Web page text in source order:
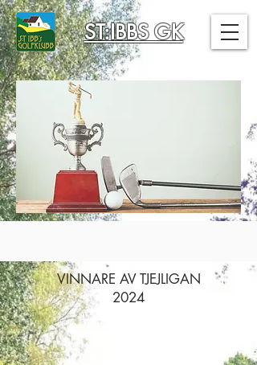
ST:IBBS GK
VINNARE AV TJEJLIGAN
2024